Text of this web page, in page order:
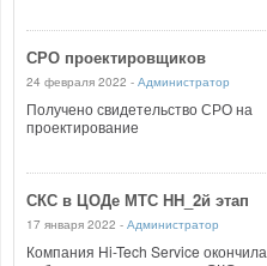
СРО проектировщиков
24 февраля 2022 - Администратор
Получено свидетельство СРО на
проектирование
СКС в ЦОДе МТС НН_2й этап
17 января 2022 - Администратор
Компания Hi-Tech Service окончила